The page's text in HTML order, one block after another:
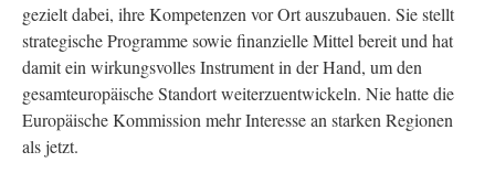
gezielt dabei, ihre Kompetenzen vor Ort auszubauen. Sie stellt
strategische Programme sowie finanzielle Mittel bereit und hat
damit ein wirkungsvolles Instrument in der Hand, um den
gesamteuropäische Standort weiterzuentwickeln. Nie hatte die
Europäische Kommission mehr Interesse an starken Regionen
als jetzt.